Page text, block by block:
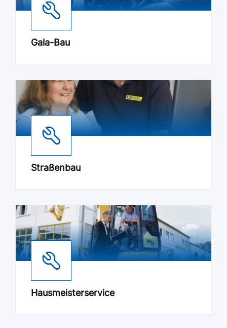
Gala-Bau
Straßenbau
Hausmeisterservice